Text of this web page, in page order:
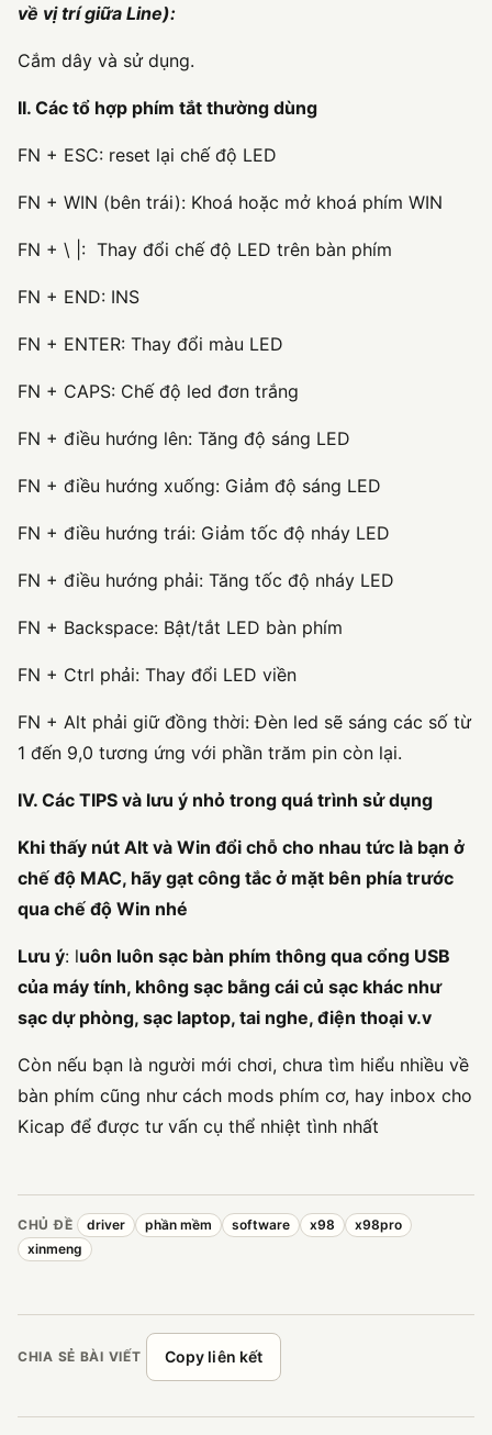
về vị trí giữa Line):
Cắm dây và sử dụng.
II. Các tổ hợp phím tắt thường dùng
FN + ESC: reset lại chế độ LED
FN + WIN (bên trái): Khoá hoặc mở khoá phím WIN
FN + \ |: Thay đổi chế độ LED trên bàn phím
FN + END: INS
FN + ENTER: Thay đổi màu LED
FN + CAPS: Chế độ led đơn trắng
FN + điều hướng lên: Tăng độ sáng LED
FN + điều hướng xuống: Giảm độ sáng LED
FN + điều hướng trái: Giảm tốc độ nháy LED
FN + điều hướng phải: Tăng tốc độ nháy LED
FN + Backspace: Bật/tắt LED bàn phím
FN + Ctrl phải: Thay đổi LED viền
FN + Alt phải giữ đồng thời: Đèn led sẽ sáng các số từ
1 đến 9,0 tương ứng với phần trăm pin còn lại.
IV. Các TIPS và lưu ý nhỏ trong quá trình sử dụng
Khi thấy nút Alt và Win đổi chỗ cho nhau tức là bạn ở
chế độ MAC, hãy gạt công tắc ở mặt bên phía trước
qua chế độ Win nhé
Lưu ý: luôn luôn sạc bàn phím thông qua cổng USB
của máy tính, không sạc bằng cái củ sạc khác như
sạc dự phòng, sạc laptop, tai nghe, điện thoại v.v
Còn nếu bạn là người mới chơi, chưa tìm hiểu nhiều về
bàn phím cũng như cách mods phím cơ, hay inbox cho
Kicap để được tư vấn cụ thể nhiệt tình nhất
CHỦ ĐỀ driver phần mềm software x98
x98pro
xinmeng
CHIA SẺ BÀI VIẾT Copy liên kết